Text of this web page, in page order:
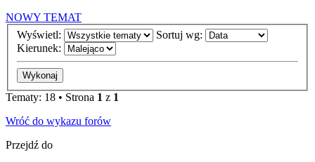
NOWY TEMAT
Wyświetl:
Sortuj wg:
Kierunek:
Tematy: 18 • Strona 1 z 1
Wróć do wykazu forów
Przejdź do